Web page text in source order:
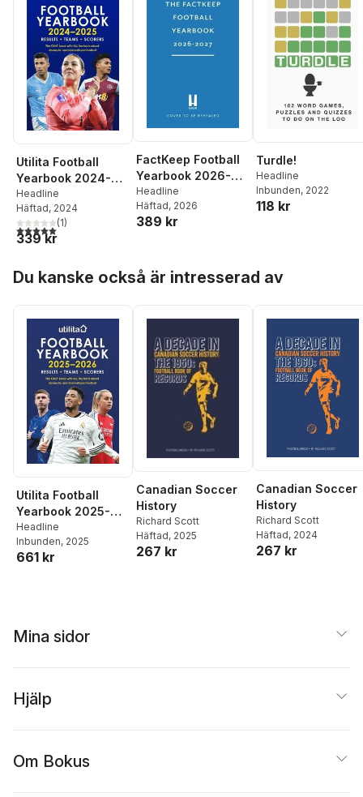
Utilita Football
Yearbook 2024-
2025
Headline
Häftad, 2024
5,0utav 5 stjärnor. Totalt antal röster:
(1)
339 kr
FactKeep Football
Yearbook 2026-
2027
Headline
Häftad, 2026
389 kr
Turdle!
Headline
Inbunden, 2022
118 kr
Du kanske också är intresserad av
Utilita Football
Yearbook 2025-
2026
Headline
Inbunden, 2025
661 kr
Canadian Soccer
History
Richard Scott
Häftad, 2025
267 kr
Canadian Soccer
History
Richard Scott
Häftad, 2024
267 kr
Mina sidor
Hjälp
Om Bokus